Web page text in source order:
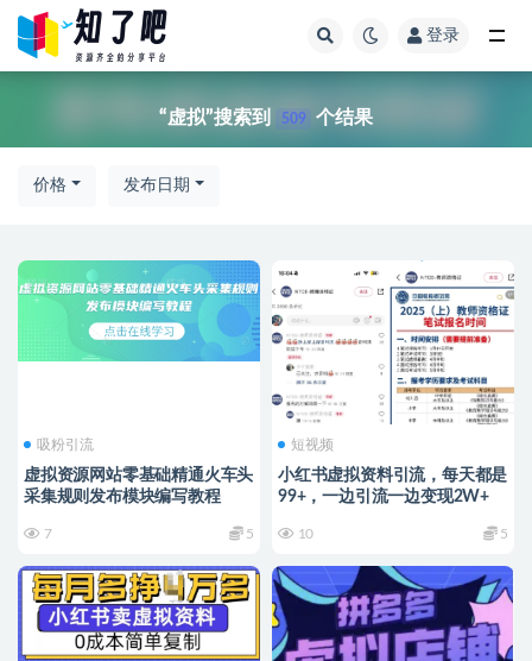
登录
“虚拟”搜索到 509 个结果
价格 发布日期
吸粉引流
虚拟资源网站零基础精通火车头
采集规则发布模块编写教程
7 5
短视频
小红书虚拟资料引流，每天都是
99+，一边引流一边变现2W+
10 5
全部